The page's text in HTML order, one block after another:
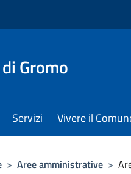
Gromo
Servizi Vivere il
> Aree amministrative >